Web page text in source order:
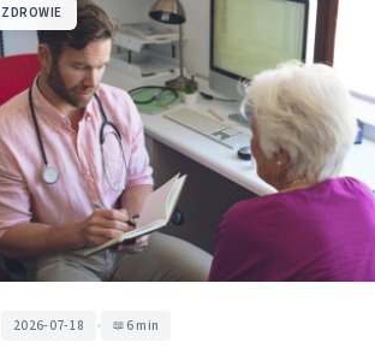
ZDROWIE
2026-07-18 • 6 min